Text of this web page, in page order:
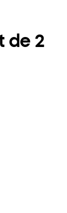
de 2